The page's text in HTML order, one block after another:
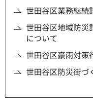
世田谷区業務継続
世田谷区地域防災
について
世田谷区豪雨対策
世田谷区防災街づ